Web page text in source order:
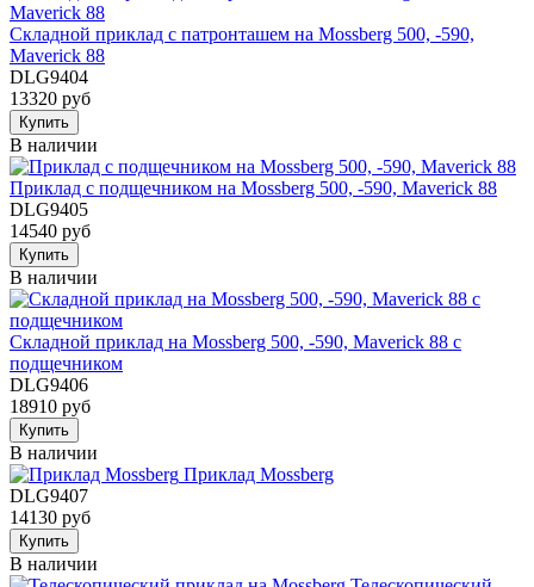
Складной приклад с патронташем на Mossberg 500, -590,
Maverick 88
DLG9404
13320 руб
Купить
В наличии
Приклад с подщечником на Mossberg 500, -590, Maverick 88
DLG9405
14540 руб
Купить
В наличии
Складной приклад на Mossberg 500, -590, Maverick 88 с
подщечником
DLG9406
18910 руб
Купить
В наличии
Приклад Mossberg
DLG9407
14130 руб
Купить
В наличии